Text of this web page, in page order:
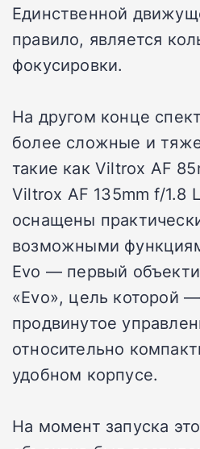
Единственной
правило, является
фокусировки.
На другом конце
более сложные и
такие как Viltrox AF
Viltrox AF 135mm f/1.8
оснащены
возможными
Evo — первый
«Evo», цель которой
продвинутое
относительно
удобном корпусе.
На момент запуска